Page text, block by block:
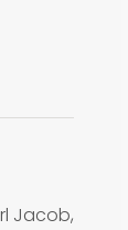
Jacob,